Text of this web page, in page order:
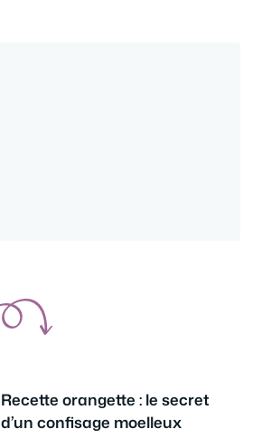
Recette orangette : le secret
d’un confisage moelleux